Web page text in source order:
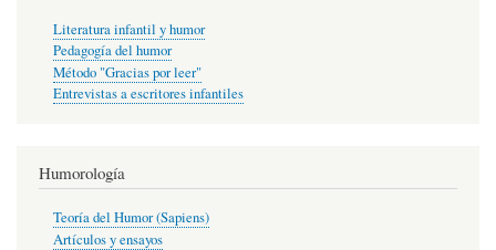
Literatura infantil y humor
Pedagogía del humor
Método "Gracias por leer"
Entrevistas a escritores infantiles
Humorología
Teoría del Humor (Sapiens)
Artículos y ensayos